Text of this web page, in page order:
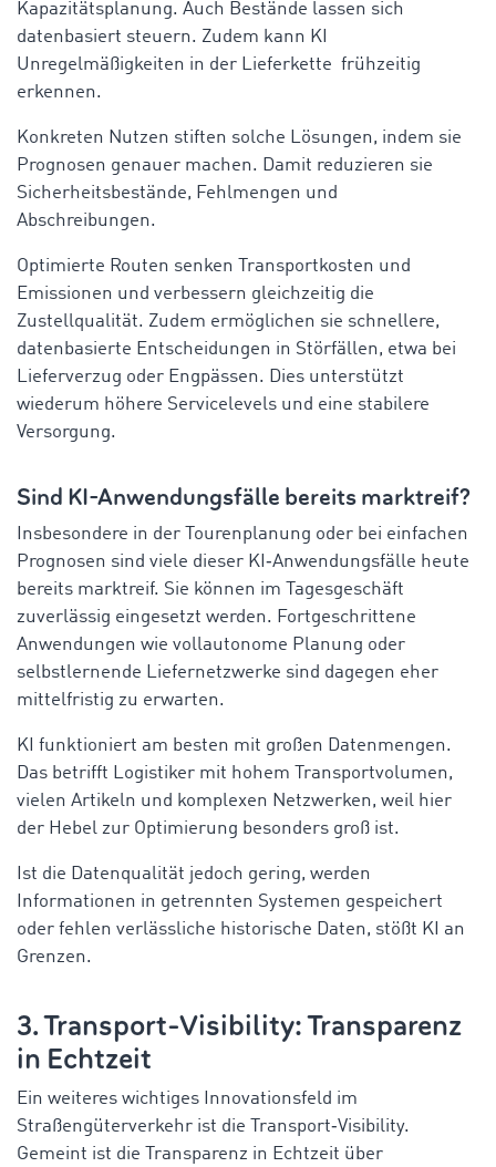
Kapazitätsplanung. Auch Bestände lassen sich
datenbasiert steuern. Zudem kann KI
Unregelmäßigkeiten in der Lieferkette frühzeitig
erkennen.
Konkreten Nutzen stiften solche Lösungen, indem sie
Prognosen genauer machen. Damit reduzieren sie
Sicherheitsbestände, Fehlmengen und
Abschreibungen.
Optimierte Routen senken Transportkosten und
Emissionen und verbessern gleichzeitig die
Zustellqualität. Zudem ermöglichen sie schnellere,
datenbasierte Entscheidungen in Störfällen, etwa bei
Lieferverzug oder Engpässen. Dies unterstützt
wiederum höhere Servicelevels und eine stabilere
Versorgung.
Sind KI-Anwendungsfälle bereits marktreif?
Insbesondere in der Tourenplanung oder bei einfachen
Prognosen sind viele dieser KI‑Anwendungsfälle heute
bereits marktreif. Sie können im Tagesgeschäft
zuverlässig eingesetzt werden. Fortgeschrittene
Anwendungen wie vollautonome Planung oder
selbstlernende Liefernetzwerke sind dagegen eher
mittelfristig zu erwarten.
KI funktioniert am besten mit großen Datenmengen.
Das betrifft Logistiker mit hohem Transportvolumen,
vielen Artikeln und komplexen Netzwerken, weil hier
der Hebel zur Optimierung besonders groß ist.
Ist die Datenqualität jedoch gering, werden
Informationen in getrennten Systemen gespeichert
oder fehlen verlässliche historische Daten, stößt KI an
Grenzen.
3. Transport‑Visibility: Transparenz
in Echtzeit
Ein weiteres wichtiges Innovationsfeld im
Straßengüterverkehr ist die Transport‑Visibility.
Gemeint ist die Transparenz in Echtzeit über